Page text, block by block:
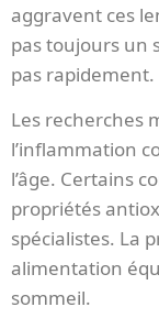
aggravent ces
pas toujours un
pas rapidement.
Les recherches
l’inflammation
l’âge. Certains
propriétés
spécialistes. La
alimentation
sommeil.